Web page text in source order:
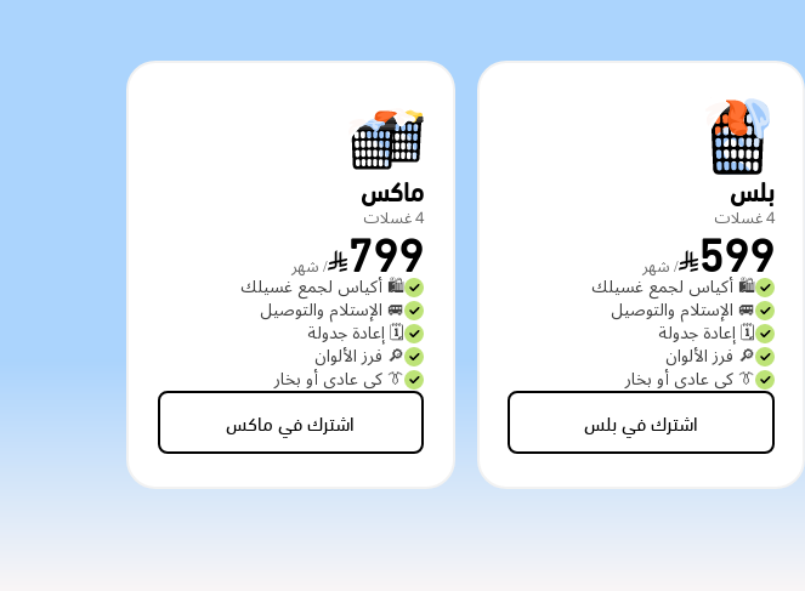
بلس
4 غسلات
599 / شهر
🛍️ أكياس لجمع غسيلك
🚐 الإستلام والتوصيل
🗓️ إعادة جدولة
🔎 فرز الألوان
👔 كي عادي أو بخار
اشترك في بلس
ماكس
4 غسلات
799 / شهر
🛍️ أكياس لجمع غسيلك
🚐 الإستلام والتوصيل
🗓️ إعادة جدولة
🔎 فرز الألوان
👔 كي عادي أو بخار
اشترك في ماكس